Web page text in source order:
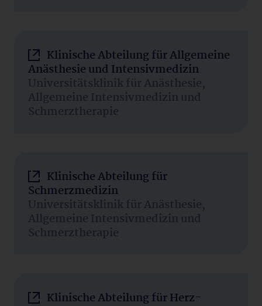
Klinische Abteilung für Allgemeine
Anästhesie und Intensivmedizin
Universitätsklinik für Anästhesie,
Allgemeine Intensivmedizin und
Schmerztherapie
Klinische Abteilung für
Schmerzmedizin
Universitätsklinik für Anästhesie,
Allgemeine Intensivmedizin und
Schmerztherapie
Klinische Abteilung für Herz-